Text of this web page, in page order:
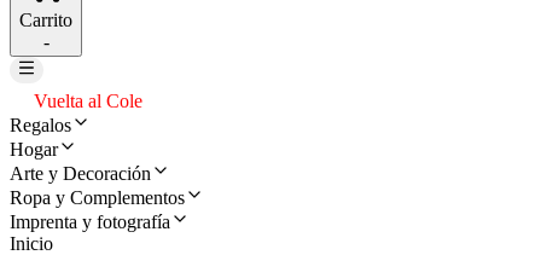
Carrito
-
Vuelta al Cole
Regalos
Hogar
Arte y Decoración
Ropa y Complementos
Imprenta y fotografía
Inicio